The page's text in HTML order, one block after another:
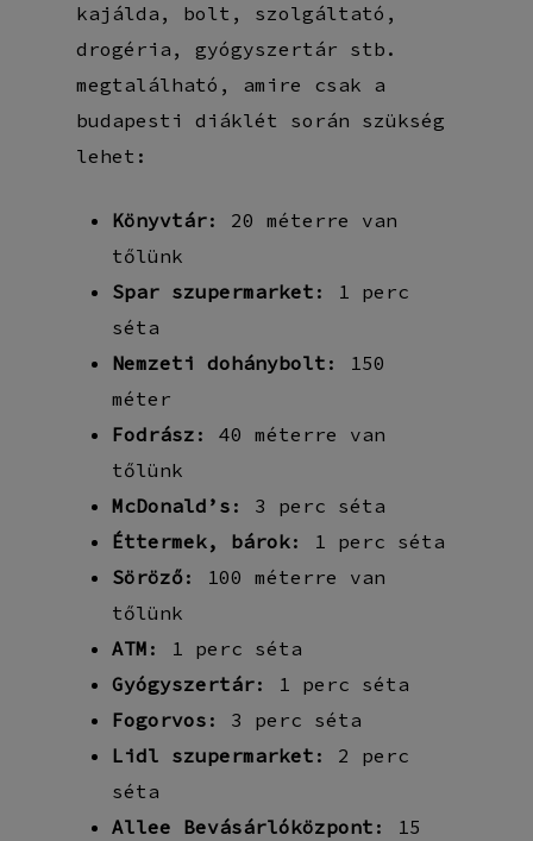
kajálda, bolt, szolgáltató,
drogéria, gyógyszertár stb.
megtalálható, amire csak a
budapesti diáklét során szükség
lehet:
Könyvtár: 20 méterre van
tőlünk
Spar szupermarket : 1 perc
séta
Nemzeti dohánybolt : 150
méter
Fodrász : 40 méterre van
tőlünk
McDonald’s : 3 perc séta
Éttermek, bárok: 1 perc séta
Söröző: 100 méterre van
tőlünk
ATM : 1 perc séta
Gyógyszertár: 1 perc séta
Fogorvos : 3 perc séta
Lidl szupermarket : 2 perc
séta
Allee Bevásárlóközpont : 15